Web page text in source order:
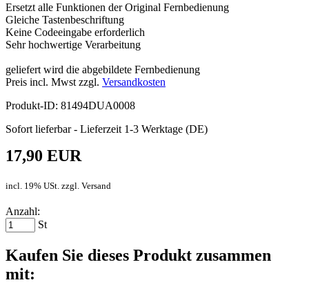
Ersetzt alle Funktionen der Original Fernbedienung
Gleiche Tastenbeschriftung
Keine Codeeingabe erforderlich
Sehr hochwertige Verarbeitung
geliefert wird die abgebildete Fernbedienung
Preis incl. Mwst zzgl. Versandkosten
Produkt-ID: 81494DUA0008
Sofort lieferbar - Lieferzeit 1-3 Werktage (DE)
17,90 EUR
incl. 19% USt. zzgl. Versand
Anzahl:
St
Kaufen Sie dieses Produkt zusammen
mit: